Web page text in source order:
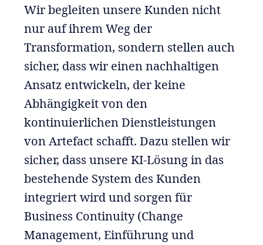
Wir begleiten unsere Kunden nicht
nur auf ihrem Weg der
Transformation, sondern stellen auch
sicher, dass wir einen nachhaltigen
Ansatz entwickeln, der keine
Abhängigkeit von den
kontinuierlichen Dienstleistungen
von Artefact schafft. Dazu stellen wir
sicher, dass unsere KI-Lösung in das
bestehende System des Kunden
integriert wird und sorgen für
Business Continuity (Change
Management, Einführung und